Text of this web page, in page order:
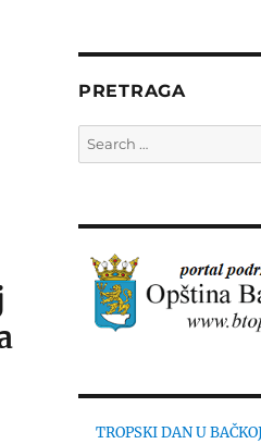
PRETRAGA
Search
for:
TROPSKI DAN U